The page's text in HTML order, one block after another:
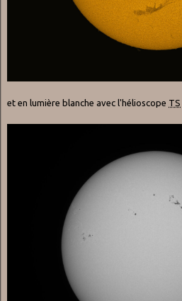
et en lumière blanche avec l'hélioscope TS